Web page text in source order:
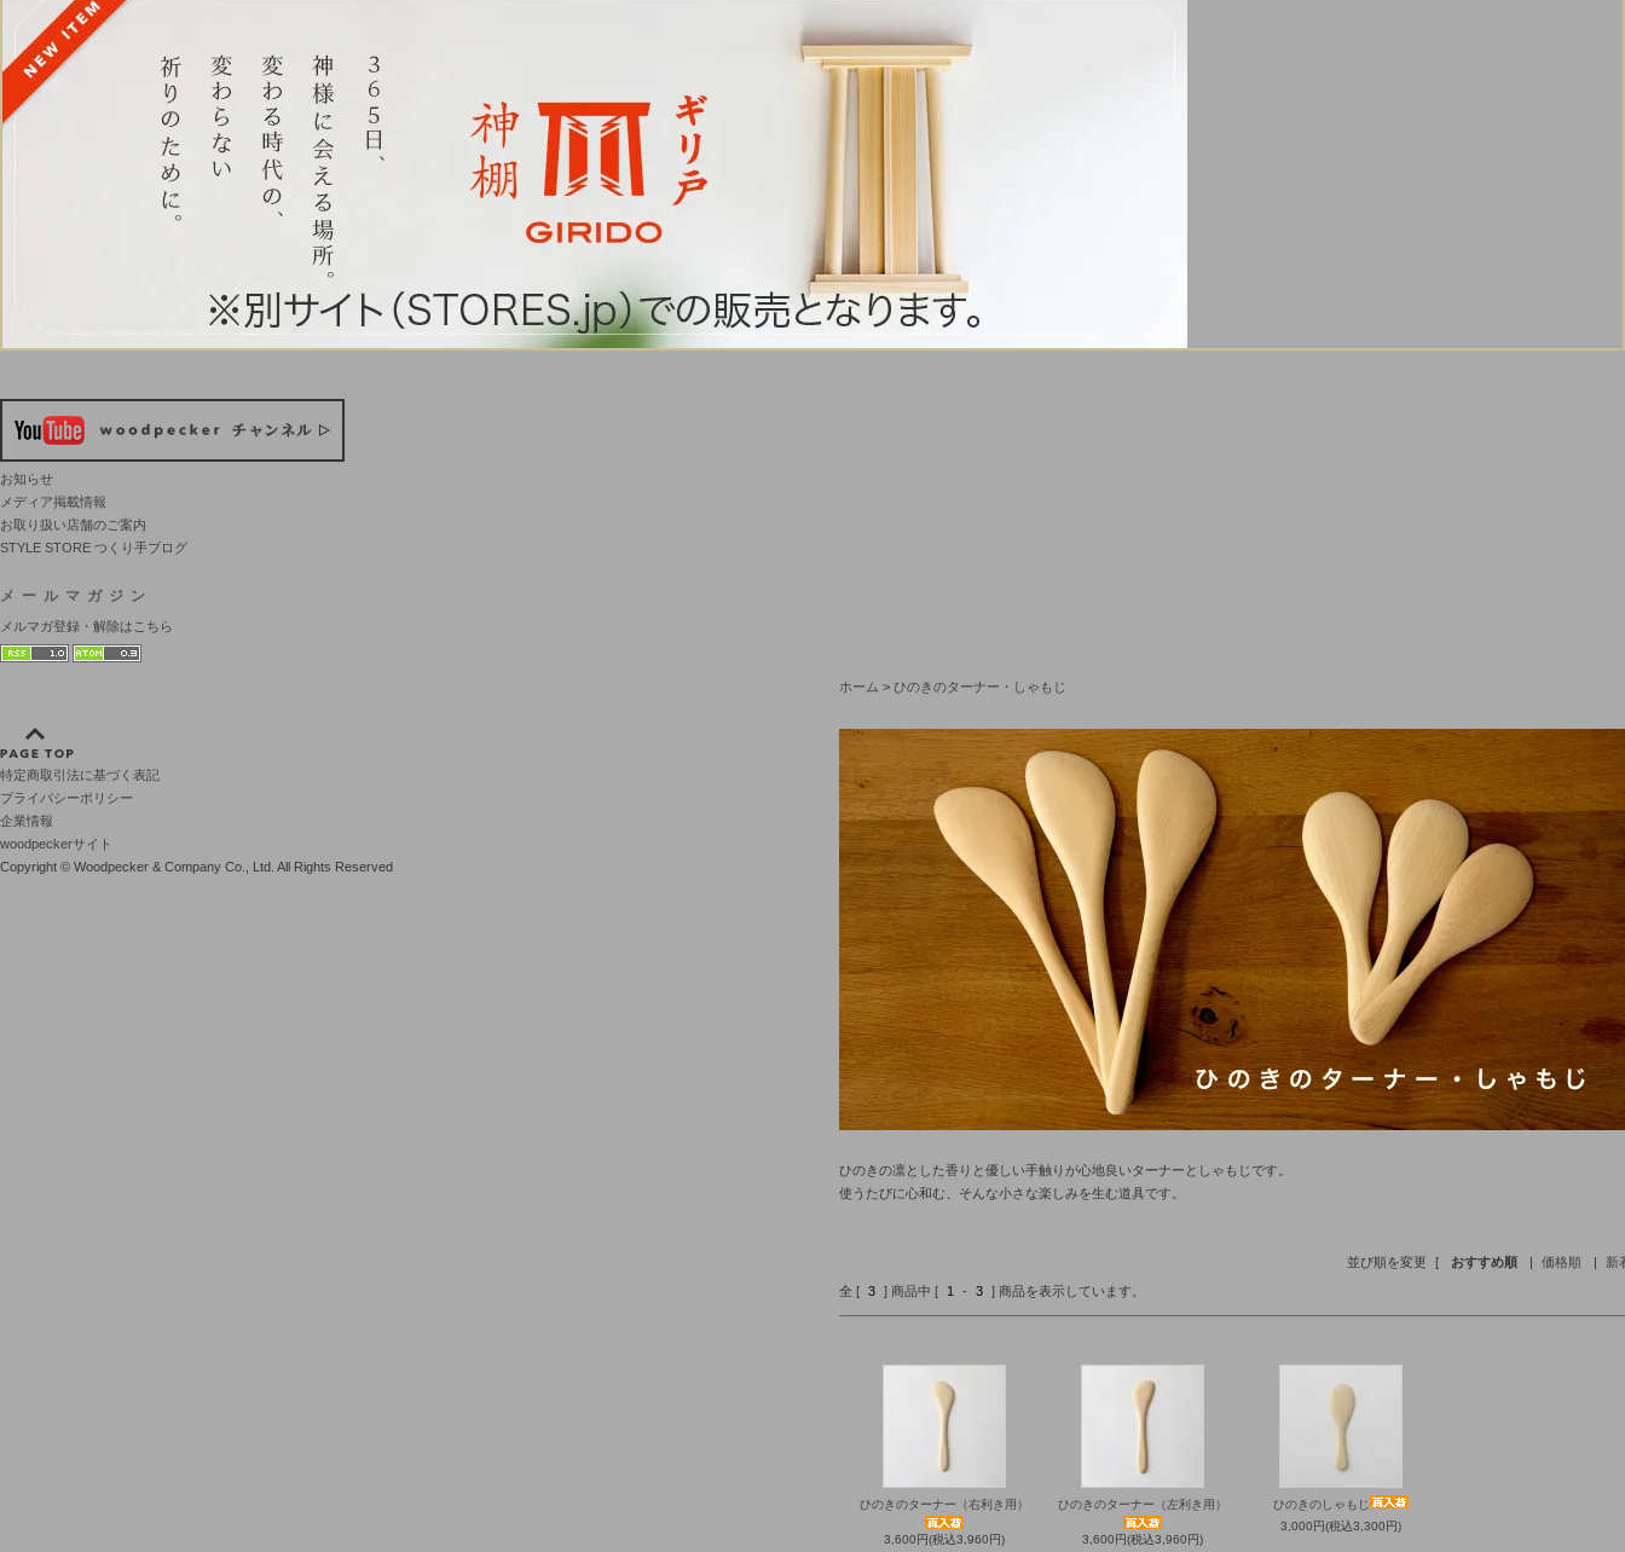
お知らせ
メディア掲載情報
お取り扱い店舗のご案内
STYLE STORE つくり手ブログ
メールマガジン
メルマガ登録・解除はこちら
ホーム > ひのきのターナー・しゃもじ
ひのきの凛とした香りと優しい手触りが心地良いターナーとしゃもじです。
使うたびに心和む、そんな小さな楽しみを生む道具です。
並び順を変更 [ おすすめ順 | 価格順 |
新
全 [ 3 ] 商品中 [ 1 - 3 ] 商品を表示しています。
ひのきのターナー（右利き用）
3,600円(税込3,960円)
ひのきのターナー（左利き用）
3,600円(税込3,960円)
ひのきのしゃもじ
3,000円(税込3,300円)
特定商取引法に基づく表記
プライバシーポリシー
企業情報
woodpeckerサイト
Copyright © Woodpecker & Company Co., Ltd. All Rights Reserved